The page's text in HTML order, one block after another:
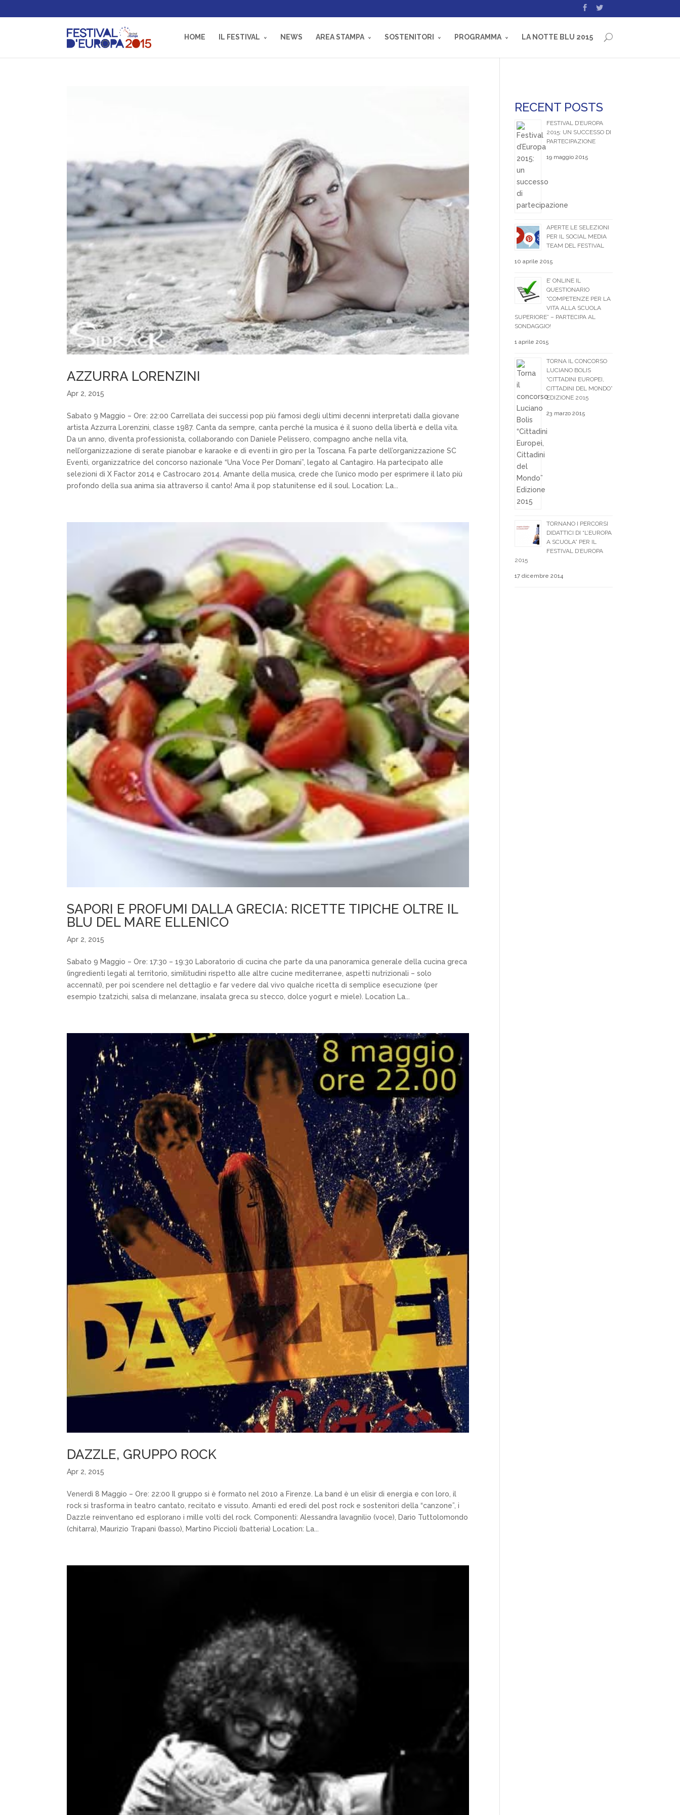
HOME IL FESTIVAL NEWS AREA STAMPA SOSTENITORI PROGRAMMA LA NOTTE BLU 2015
AZZURRA LORENZINI
Apr 2, 2015
Sabato 9 Maggio – Ore: 22:00 Carrellata dei successi pop più famosi degli ultimi decenni interpretati dalla giovane
artista Azzurra Lorenzini, classe 1987. Canta da sempre, canta perché la musica é il suono della libertà e della vita.
Da un anno, diventa professionista, collaborando con Daniele Pelissero, compagno anche nella vita,
nell’organizzazione di serate pianobar e karaoke e di eventi in giro per la Toscana. Fa parte dell’organizzazione SC
Eventi, organizzatrice del concorso nazionale “Una Voce Per Domani”, legato al Cantagiro. Ha partecipato alle
selezioni di X Factor 2014 e Castrocaro 2014. Amante della musica, crede che l’unico modo per esprimere il lato più
profondo della sua anima sia attraverso il canto! Ama il pop statunitense ed il soul. Location: La...
SAPORI E PROFUMI DALLA GRECIA: RICETTE TIPICHE OLTRE IL
BLU DEL MARE ELLENICO
Apr 2, 2015
Sabato 9 Maggio – Ore: 17:30 – 19:30 Laboratorio di cucina che parte da una panoramica generale della cucina greca
(ingredienti legati al territorio, similitudini rispetto alle altre cucine mediterranee, aspetti nutrizionali – solo
accennati), per poi scendere nel dettaglio e far vedere dal vivo qualche ricetta di semplice esecuzione (per
esempio tzatzichi, salsa di melanzane, insalata greca su stecco, dolce yogurt e miele). Location La...
DAZZLE, GRUPPO ROCK
Apr 2, 2015
Venerdì 8 Maggio – Ore: 22:00 Il gruppo si è formato nel 2010 a Firenze. La band è un elisir di energia e con loro, il
rock si trasforma in teatro cantato, recitato e vissuto. Amanti ed eredi del post rock e sostenitori della “canzone”, i
Dazzle reinventano ed esplorano i mille volti del rock. Componenti: Alessandra Iavagnilio (voce), Dario Tuttolomondo
(chitarra), Maurizio Trapani (basso), Martino Piccioli (batteria) Location: La...
RECENT POSTS
FESTIVAL D’EUROPA
2015: UN SUCCESSO DI
PARTECIPAZIONE
19 maggio 2015
APERTE LE SELEZIONI
PER IL SOCIAL MEDIA
TEAM DEL FESTIVAL
10 aprile 2015
E’ ONLINE IL
QUESTIONARIO
“COMPETENZE PER LA
VITA ALLA SCUOLA
SUPERIORE” – PARTECIPA AL
SONDAGGIO!
1 aprile 2015
TORNA IL CONCORSO
LUCIANO BOLIS
“CITTADINI EUROPEI,
CITTADINI DEL MONDO”
EDIZIONE 2015
23 marzo 2015
TORNANO I PERCORSI
DIDATTICI DI “L’EUROPA
A SCUOLA” PER IL
FESTIVAL D’EUROPA
2015
17 dicembre 2014